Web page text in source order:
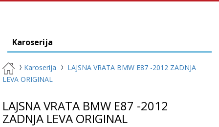
Karoserija
Karoserija
LAJSNA VRATA BMW E87 -2012 ZADNJA
LEVA ORIGINAL
LAJSNA VRATA BMW E87 -2012
ZADNJA LEVA ORIGINAL